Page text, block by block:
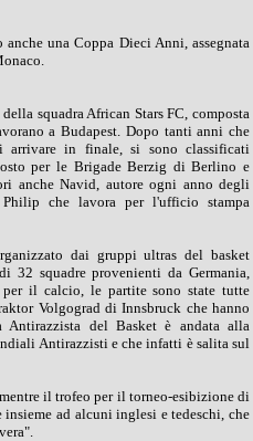
una Coppa Dieci Anni, assegnata
squadra African Stars FC, composta
a Budapest. Dopo tanti anni che
arrivare in finale, si sono classificati
per le Brigade Berzig di Berlino e
anche Navid, autore ogni anno degli
che lavora per l'ufficio stampa
dai gruppi ultras del basket
32 squadre provenienti da Germania,
per il calcio, le partite sono state tutte
Volgograd di Innsbruck che hanno
del Basket è andata alla
Antirazzisti e che infatti è salita sul
il trofeo per il torneo-esibizione di
ad alcuni inglesi e tedeschi, che